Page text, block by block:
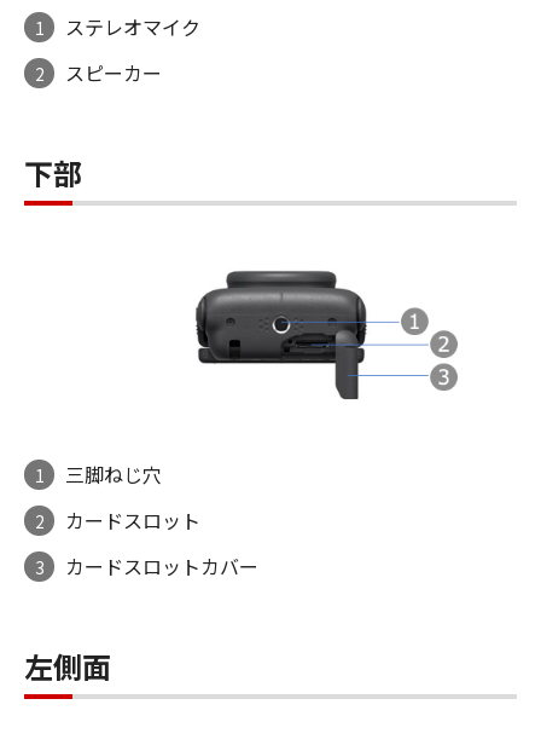
1 ステレオマイク
2 スピーカー
下部
1 三脚ねじ穴
2 カードスロット
3 カードスロットカバー
左側面